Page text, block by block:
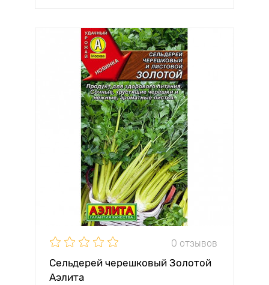
0 отзывов
Сельдерей черешковый Золотой
Аэлита